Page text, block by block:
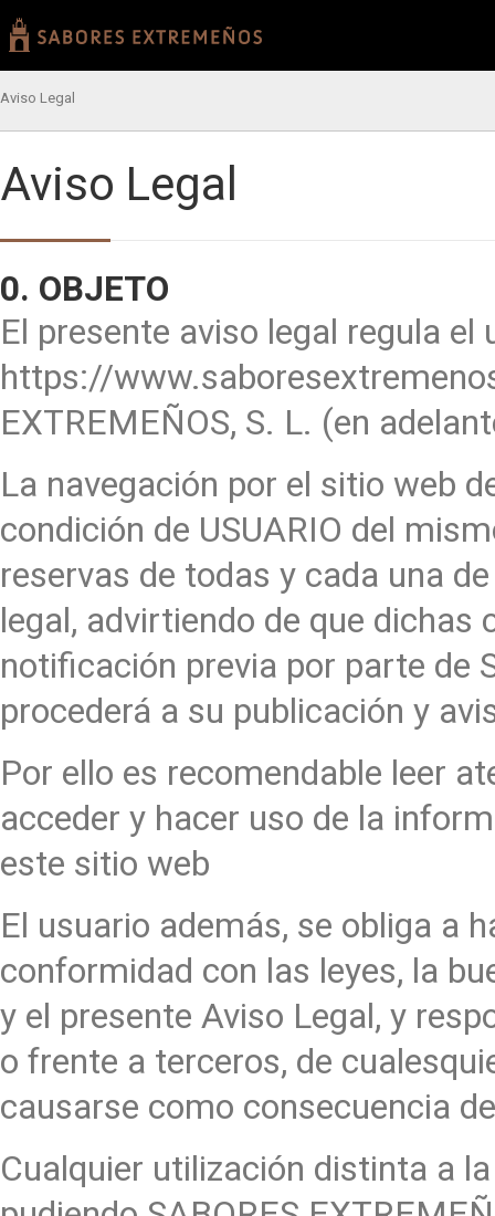
Aviso Legal
Aviso Legal
0. OBJETO
El presente aviso legal regula
https://
EXTREMEÑOS, S. L. (en
La navegación por el sitio web
condición de USUARIO del
reservas de todas y cada una
legal, advirtiendo de que
notificación previa por parte de
procederá a su publicación y
Por ello es recomendable leer
acceder y hacer uso de la
este sitio web
El usuario además, se obliga a
conformidad con las leyes, la
y el presente Aviso Legal, y
o frente a terceros, de
causarse como consecuencia
Cualquier utilización distinta a